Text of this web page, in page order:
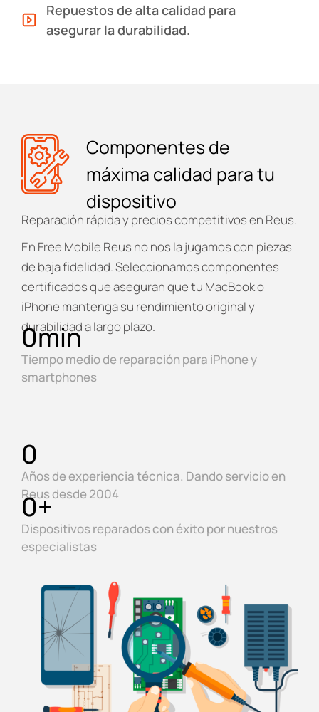
Repuestos de alta calidad para
asegurar la durabilidad.
Componentes de
máxima calidad para tu
dispositivo
Reparación rápida y precios competitivos en Reus.
En Free Mobile Reus no nos la jugamos con piezas
de baja fidelidad. Seleccionamos componentes
certificados que aseguran que tu MacBook o
iPhone mantenga su rendimiento original y
durabilidad a largo plazo.
Tiempo medio de reparación para iPhone y
smartphones
0min
Años de experiencia técnica. Dando servicio en
Reus desde 2004
0
Dispositivos reparados con éxito por nuestros
especialistas
0+